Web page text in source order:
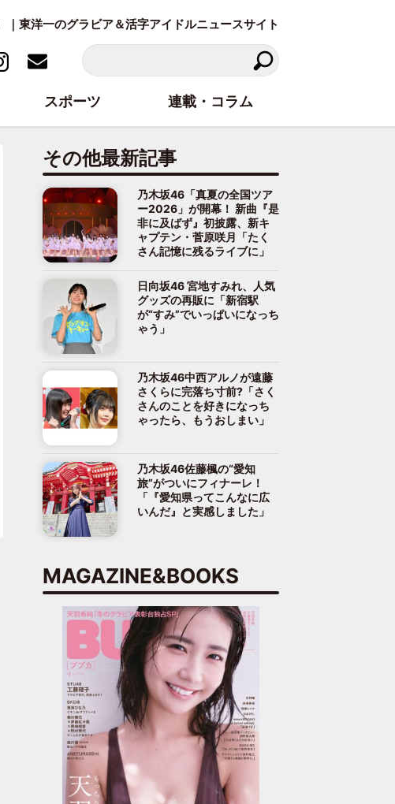
東洋一のグラビア＆活字アイドルニュースサイト
その他最新記事
乃木坂46「真夏の全国ツア
ー2026」が開幕！ 新曲『是
非に及ばず』初披露、新キ
ャプテン・菅原咲月「たく
さん記憶に残るライブに」
日向坂46 宮地すみれ、人気
グッズの再販に「新宿駅
が“すみ”でいっぱいになっち
ゃう」
乃木坂46中西アルノが遠藤
さくらに完落ち寸前?「さく
さんのことを好きになっち
ゃったら、もうおしまい」
乃木坂46佐藤楓の“愛知
旅”がついにフィナーレ！
「『愛知県ってこんなに広
いんだ』と実感しました」
MAGAZINE&BOOKS
スポーツ 連載・コラム